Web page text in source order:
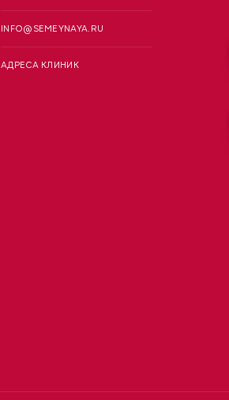
INFO@SEMEYNAYA.RU
АДРЕСА КЛИНИК